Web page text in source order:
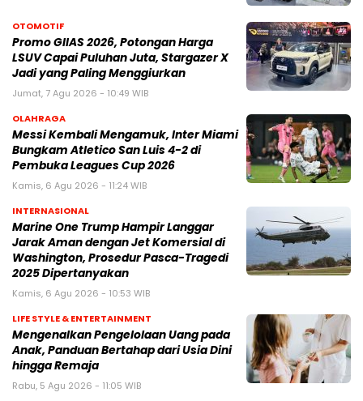
OTOMOTIF
Promo GIIAS 2026, Potongan Harga
LSUV Capai Puluhan Juta, Stargazer X
Jadi yang Paling Menggiurkan
Jumat, 7 Agu 2026 - 10:49 WIB
OLAHRAGA
Messi Kembali Mengamuk, Inter Miami
Bungkam Atletico San Luis 4-2 di
Pembuka Leagues Cup 2026
Kamis, 6 Agu 2026 - 11:24 WIB
INTERNASIONAL
Marine One Trump Hampir Langgar
Jarak Aman dengan Jet Komersial di
Washington, Prosedur Pasca-Tragedi
2025 Dipertanyakan
Kamis, 6 Agu 2026 - 10:53 WIB
LIFE STYLE & ENTERTAINMENT
Mengenalkan Pengelolaan Uang pada
Anak, Panduan Bertahap dari Usia Dini
hingga Remaja
Rabu, 5 Agu 2026 - 11:05 WIB